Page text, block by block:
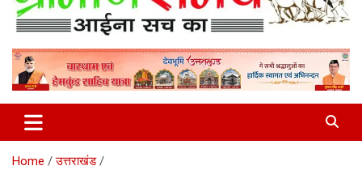
Gramin Samay
Home
उत्तराखंड